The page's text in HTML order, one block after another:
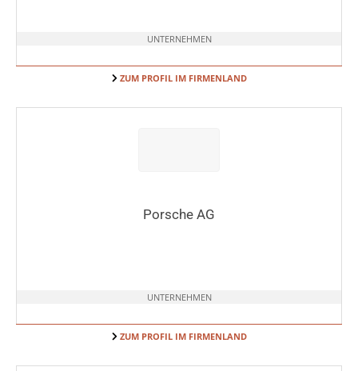
UNTERNEHMEN
ZUM PROFIL IM FIRMENLAND
Porsche AG
UNTERNEHMEN
ZUM PROFIL IM FIRMENLAND